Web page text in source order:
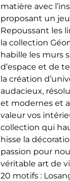
matière avec
proposant un
Repoussant les
la collection
habille les murs
d’espace et de
la création
audacieux,
et modernes et
valeur vos
collection qui
hisse la
passion pour
véritable art de
20 motifs :